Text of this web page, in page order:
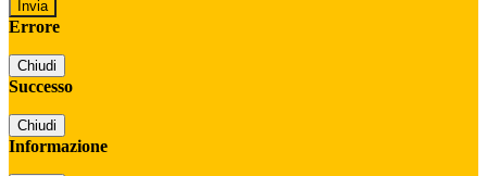
Errore
Chiudi
Successo
Chiudi
Informazione